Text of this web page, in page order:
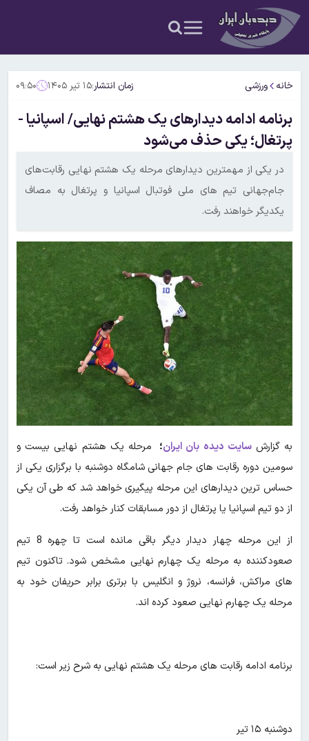
خانه ورزشی زمان انتشار:۱۵ تیر ۱۴۰۵ ۰۹:۵۰
برنامه ادامه دیدارهای یک هشتم نهایی/ اسپانیا -
پرتغال؛ یکی حذف می‌شود
در یکی از مهمترین دیدارهای مرحله یک هشتم نهایی رقابت‌های
جام‌جهانی تیم های ملی فوتبال اسپانیا و پرتغال به مصاف
یکدیگر خواهند رفت.
به گزارشسایت دیده بان ایران؛
مرحله یک هشتم نهایی بیست و
سومین دوره رقابت های جام جهانی شامگاه دوشنبه با برگزاری یکی از
حساس ترین دیدارهای این مرحله پیگیری خواهد شد که طی آن یکی
از دو تیم اسپانیا یا پرتغال از دور مسابقات کنار خواهد رفت.
از این مرحله چهار دیدار دیگر باقی مانده است تا چهره 8 تیم
صعودکننده به مرحله یک چهارم نهایی مشخص شود. تاکنون تیم
های مراکش، فرانسه، نروژ و انگلیس با برتری برابر حریفان خود به
مرحله یک چهارم نهایی صعود کرده اند.
برنامه ادامه رقابت های مرحله یک هشتم نهایی به شرح زیر است:
دوشنبه ۱۵ تیر